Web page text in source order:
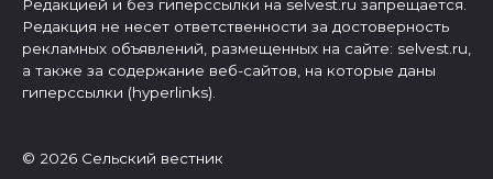
Редакцией и без гиперссылки на selvest.ru запрещается.
Редакция не несет ответственности за достоверность
рекламных объявлений, размещенных на сайте: selvest.ru,
а также за содержание веб-сайтов, на которые даны
гиперссылки (hyperlinks).
© 2026 Сельский вестник